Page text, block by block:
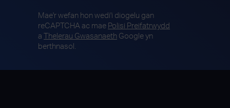
Mae'r wefan hon wedi'i diogelu gan
reCAPTCHA ac mae Polisi Preifatrwydd
a
Thelerau Gwasanaeth Google yn
berthnasol.